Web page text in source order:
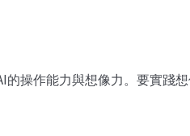
的操作能力與想像力。要實踐